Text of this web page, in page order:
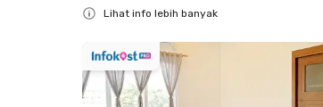
Lihat info lebih banyak